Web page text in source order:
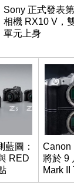
Sony 正式發表
相機 RX10 V，
單元上身
藍圖：
RED
Canon
將於 9
Mark
推出